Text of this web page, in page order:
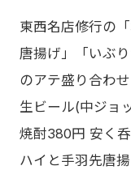
東西名店修行の
唐揚げ」「いぶ
のアテ盛り合わ
生ビール(中ジョ
焼酎380円 安く
ハイと手羽先唐